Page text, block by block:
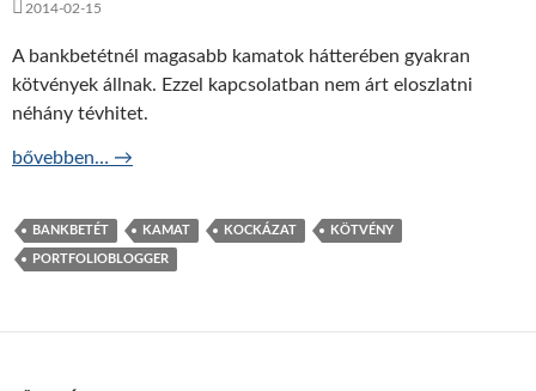
2014-02-15
A bankbetétnél magasabb kamatok hátterében gyakran
kötvények állnak. Ezzel kapcsolatban nem árt eloszlatni
néhány tévhitet.
Magas kamat? De hogyan?
bővebben… →
BANKBETÉT KAMAT KOCKÁZAT KÖTVÉNY
PORTFOLIOBLOGGER